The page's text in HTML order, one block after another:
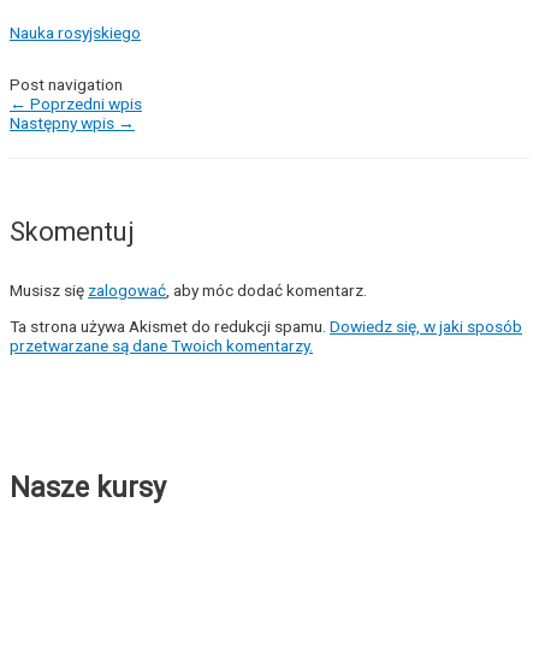
Nauka rosyjskiego
Post navigation
← Poprzedni wpis
Następny wpis →
Skomentuj
Musisz się zalogować, aby móc dodać komentarz.
Ta strona używa Akismet do redukcji spamu. Dowiedz się, w jaki sposób
przetwarzane są dane Twoich komentarzy.
Nasze kursy